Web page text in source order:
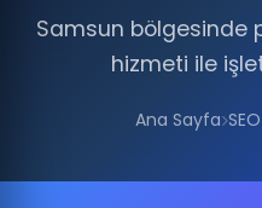
Samsun bölgesinde
hizmeti ile
Ana Sayfa